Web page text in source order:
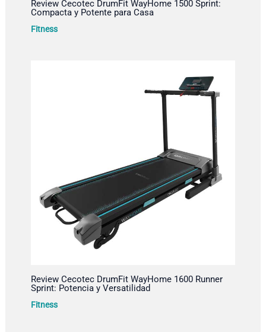
Review Cecotec DrumFit WayHome 1500 Sprint:
Compacta y Potente para Casa
Fitness
Review Cecotec DrumFit WayHome 1600 Runner
Sprint: Potencia y Versatilidad
Fitness